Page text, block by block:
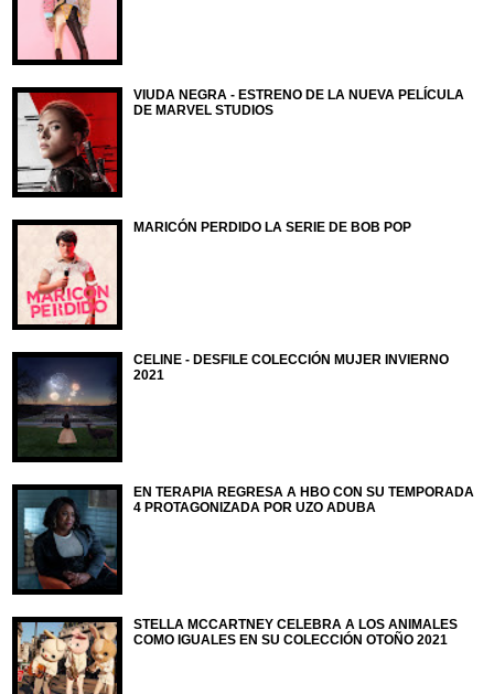
VIUDA NEGRA - ESTRENO DE LA NUEVA PELÍCULA
DE MARVEL STUDIOS
MARICÓN PERDIDO LA SERIE DE BOB POP
CELINE - DESFILE COLECCIÓN MUJER INVIERNO
2021
EN TERAPIA REGRESA A HBO CON SU TEMPORADA
4 PROTAGONIZADA POR UZO ADUBA
STELLA MCCARTNEY CELEBRA A LOS ANIMALES
COMO IGUALES EN SU COLECCIÓN OTOÑO 2021